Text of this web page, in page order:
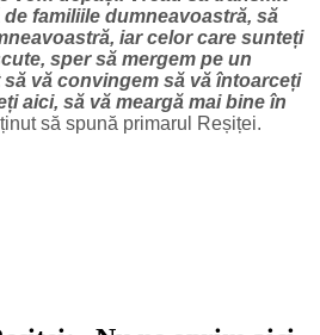
familiile dumneavoastră, să
iar celor care sunteți
sper să mergem pe un
vă convingem să vă întoarceți
aici, să vă meargă mai bine în
să spună primarul Reșiței.